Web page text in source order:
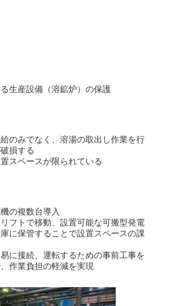
生産設備（溶鉱炉）の保護
のみでなく、溶湯の取出し作業を行
損する
スペースが限られている
の複数台導入
フトで移動、設置可能な可搬型発電
に保管することで設置スペースの課
に接続、運転するための事前工事を
作業負担の軽減を実現